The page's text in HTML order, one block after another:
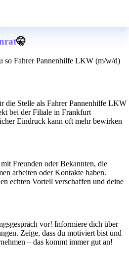
🤫
so Fahrer Pannenhilfe LKW (m/w/d)
die Stelle als Fahrer Pannenhilfe LKW
bei der Filiale in Frankfurt
Eindruck kann oft mehr bewirken
Freunden oder Bekannten, die
arbeiten oder Kontakte haben.
echten Vorteil verschaffen und deine
vor! Informiere dich über
Zeige, dass du motiviert bist und
– das kommt immer gut an!